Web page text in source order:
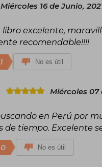
Miércoles 16 de Junio,
libro excelente,
recomendable!!!!
1 No es útil
Miércoles 07
en Perú por
tiempo. Excelente
0 No es útil